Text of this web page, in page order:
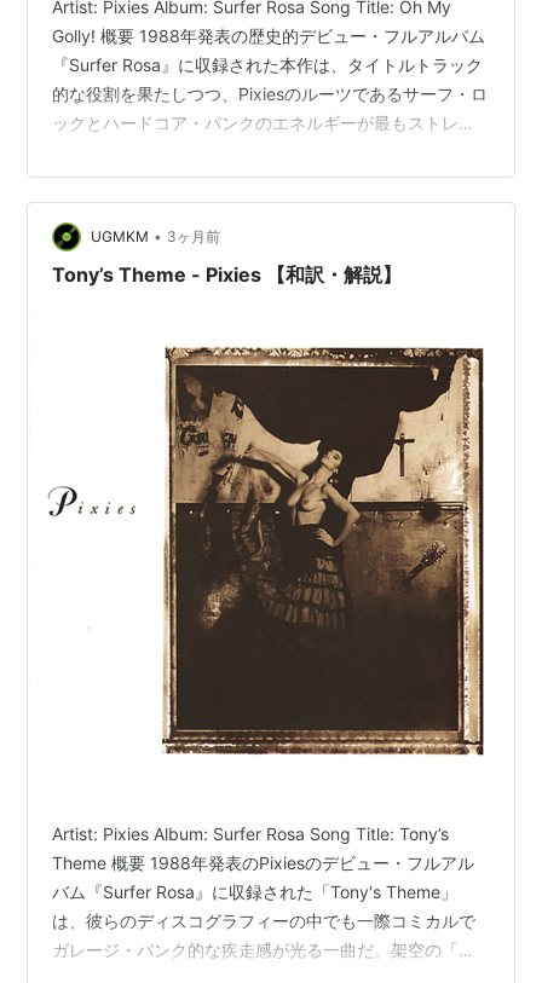
Artist: Pixies Album: Surfer Rosa Song Title: Oh My
Golly! 概要 1988年発表の歴史的デビュー・フルアルバム
『Surfer Rosa』に収録された本作は、タイトルトラック
的な役割を果たしつつ、Pixiesのルーツであるサーフ・ロ
ックとハードコア・パンクのエネルギーが最もストレー
ランシスが学生時代にプエルトリコへ交換留学した際の
経験が色濃く反映されており、歌詞の大半は彼特有の文
法が崩れた「ブロークン・スパニッシュ（Spanglish）」
で歌われている。陽気なカリブ海の情景から一転して
UGMKM • 3ヶ月前
Tony’s Theme - Pixies 【和訳・解説】
Artist: Pixies Album: Surfer Rosa Song Title: Tony’s
Theme 概要 1988年発表のPixiesのデビュー・フルアル
バム『Surfer Rosa』に収録された「Tony's Theme」
は、彼らのディスコグラフィーの中でも一際コミカルで
ガレージ・パンク的な疾走感が光る一曲だ。架空の「自